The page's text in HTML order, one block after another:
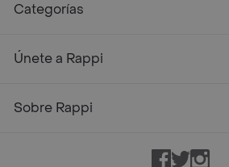
Categorías
Únete a Rappi
Sobre Rappi
Facebook
Twitter